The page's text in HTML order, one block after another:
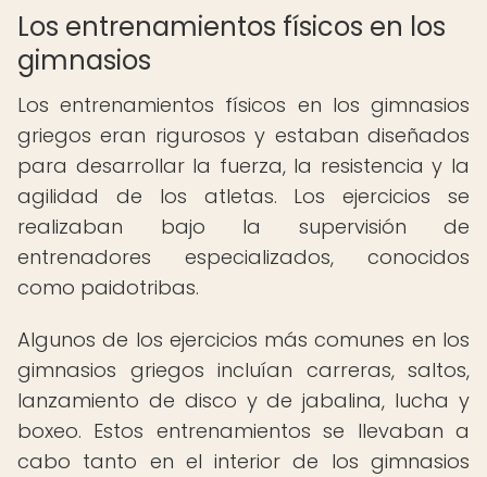
Los entrenamientos físicos en los
gimnasios
Los entrenamientos físicos en los gimnasios
griegos eran rigurosos y estaban diseñados
para desarrollar la fuerza, la resistencia y la
agilidad de los atletas. Los ejercicios se
realizaban bajo la supervisión de
entrenadores especializados, conocidos
como paidotribas.
Algunos de los ejercicios más comunes en los
gimnasios griegos incluían carreras, saltos,
lanzamiento de disco y de jabalina, lucha y
boxeo. Estos entrenamientos se llevaban a
cabo tanto en el interior de los gimnasios